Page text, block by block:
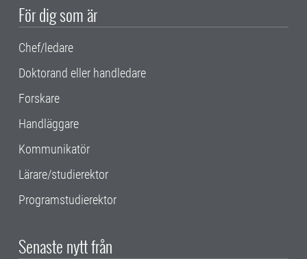
För dig som är
Chef/ledare
Doktorand eller handledare
Forskare
Handläggare
Kommunikatör
Lärare/studierektor
Programstudierektor
Senaste nytt från